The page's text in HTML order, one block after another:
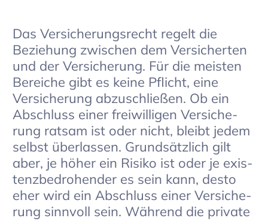
Das Versi­che­rungs­recht regelt die
Bezie­hung zwischen dem Versi­cherten
und der Versi­che­rung. Für die meisten
Bereiche gibt es keine Pflicht, eine
Versi­che­rung abzu­schließen. Ob ein
Abschluss einer frei­wil­ligen Versi­che­
rung ratsam ist oder nicht, bleibt jedem
selbst über­lassen. Grund­sätz­lich gilt
aber, je höher ein Risiko ist oder je exis­
tenz­be­dro­hender es sein kann, desto
eher wird ein Abschluss einer Versi­che­
rung sinn­voll sein. Während die private